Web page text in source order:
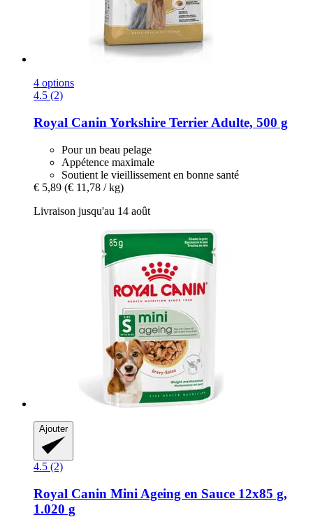
4 options
4.5 (2)
Royal Canin Yorkshire Terrier Adulte, 500 g
Pour un beau pelage
Appétence maximale
Soutient le vieillissement en bonne santé
€ 5,89 (€ 11,78 / kg)
Livraison jusqu'au 14 août
Ajouter
4.5 (2)
Royal Canin Mini Ageing en Sauce 12x85 g,
1.020 g